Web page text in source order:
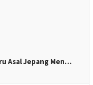
Asal Jepang Men…